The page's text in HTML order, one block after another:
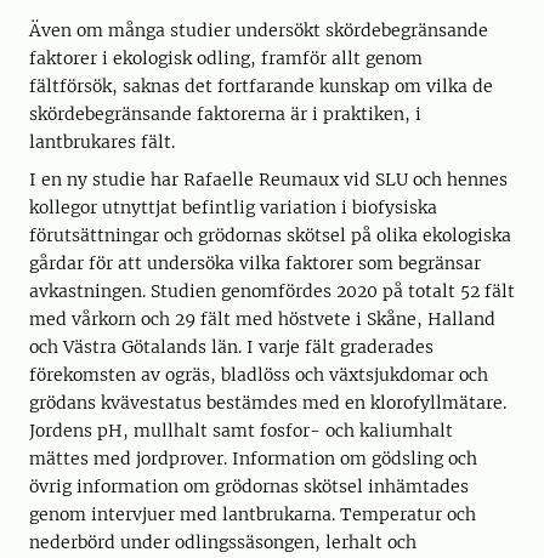
Även om många studier undersökt skördebegränsande
faktorer i ekologisk odling, framför allt genom
fältförsök, saknas det fortfarande kunskap om vilka de
skördebegränsande faktorerna är i praktiken, i
lantbrukares fält.
I en ny studie har Rafaelle Reumaux vid SLU och hennes
kollegor utnyttjat befintlig variation i biofysiska
förutsättningar och grödornas skötsel på olika ekologiska
gårdar för att undersöka vilka faktorer som begränsar
avkastningen. Studien genomfördes 2020 på totalt 52 fält
med vårkorn och 29 fält med höstvete i Skåne, Halland
och Västra Götalands län. I varje fält graderades
förekomsten av ogräs, bladlöss och växtsjukdomar och
grödans kvävestatus bestämdes med en klorofyllmätare.
Jordens pH, mullhalt samt fosfor- och kaliumhalt
mättes med jordprover. Information om gödsling och
övrig information om grödornas skötsel inhämtades
genom intervjuer med lantbrukarna. Temperatur och
nederbörd under odlingssäsongen, lerhalt och